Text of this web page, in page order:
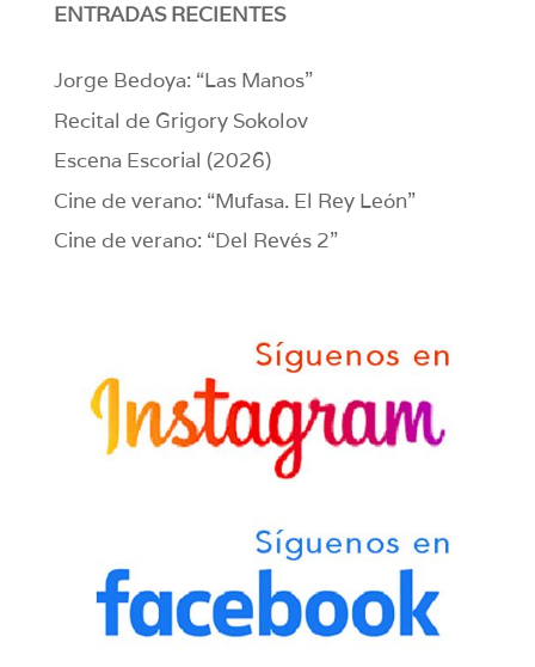
ENTRADAS RECIENTES
Jorge Bedoya: “Las Manos”
Recital de Grigory Sokolov
Escena Escorial (2026)
Cine de verano: “Mufasa. El Rey León”
Cine de verano: “Del Revés 2”